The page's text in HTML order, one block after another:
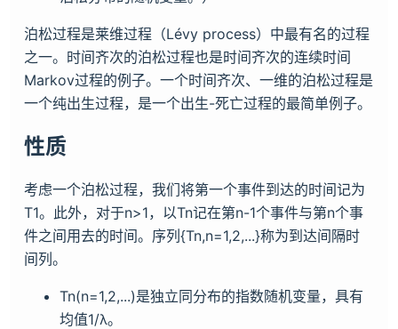
泊松过程是莱维过程（Lévy process）中最有名的过程
之一。时间齐次的泊松过程也是时间齐次的连续时间
Markov过程的例子。一个时间齐次、一维的泊松过程是
一个纯出生过程，是一个出生-死亡过程的最简单例子。
性质
考虑一个泊松过程，我们将第一个事件到达的时间记为
T1。此外，对于n>1，以Tn记在第n-1个事件与第n个事
件之间用去的时间。序列{Tn,n=1,2,...}称为到达间隔时
间列。
Tn(n=1,2,...)是独立同分布的指数随机变量，具有
均值1/λ。